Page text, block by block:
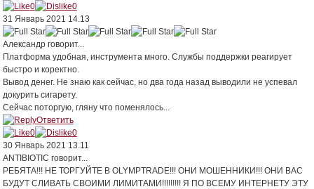
0
0
31 Январь 2021 14.13
Александрговорит...
Платформа удобная, инструмента много. Службы поддержки реагирует
быстро и коректно.
Вывод денег. Не знаю как сейчас, но два года назад выводили не успевал
докурить сигарету.
Сейчас поторгую, гляну что поменялось...
Ответить
0
0
30 Январь 2021 13.11
ANTIBIOTIC говорит...
РЕБЯТА!!! НЕ ТОРГУЙТЕ В OLYMPTRADE!!! ОНИ МОШЕННИКИ!!! ОНИ ВАС
БУДУТ СЛИВАТЬ СВОИМИ ЛИМИТАМИ!!!!!!!!! Я ПО ВСЕМУ ИНТЕРНЕТУ ЭТУ